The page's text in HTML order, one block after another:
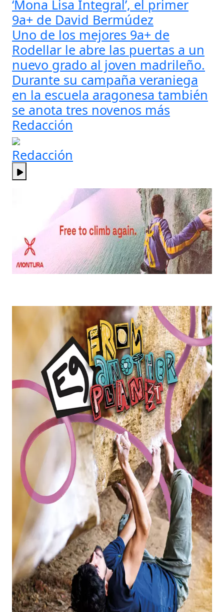
‘Mona Lisa Integral’, el primer
9a+ de David Bermúdez
Uno de los mejores 9a+ de
Rodellar le abre las puertas a un
nuevo grado al joven madrileño.
Durante su campaña veraniega
en la escuela aragonesa también
se anota tres novenos más
Redacción
Redacción